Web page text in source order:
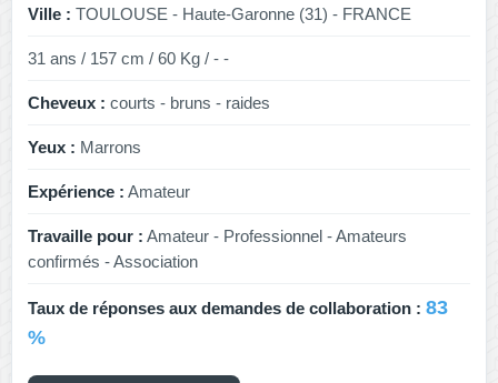
Ville : TOULOUSE - Haute-Garonne (31) - FRANCE
31 ans / 157 cm / 60 Kg / - -
Cheveux : courts - bruns - raides
Yeux : Marrons
Expérience : Amateur
Travaille pour : Amateur - Professionnel - Amateurs
confirmés - Association
Taux de réponses aux demandes de collaboration : 83
%